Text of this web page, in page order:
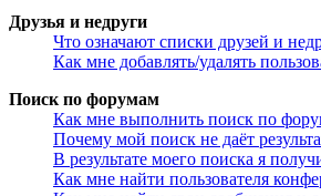
Друзья и недруги
Что означают списки друзей и
Как мне добавлять/удалять
Поиск по форумам
Как мне выполнить поиск по
Почему мой поиск не даёт
В результате моего поиска я
Как мне найти пользователя